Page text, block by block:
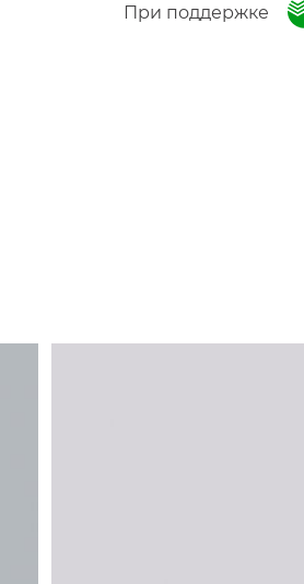
При поддержке